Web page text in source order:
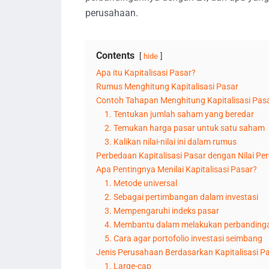
perusahaan.
Contents hide
Apa itu Kapitalisasi Pasar?
Rumus Menghitung Kapitalisasi Pasar
Contoh Tahapan Menghitung Kapitalisasi
1. Tentukan jumlah saham yang beredar
2. Temukan harga pasar untuk satu saham
3. Kalikan nilai-nilai ini dalam rumus
Perbedaan Kapitalisasi Pasar dengan Nilai
Apa Pentingnya Menilai Kapitalisasi Pasar?
1. Metode universal
2. Sebagai pertimbangan dalam investasi
3. Mempengaruhi indeks pasar
4. Membantu dalam melakukan
5. Cara agar portofolio investasi seimbang
Jenis Perusahaan Berdasarkan Kapitalisasi
1. Large-cap